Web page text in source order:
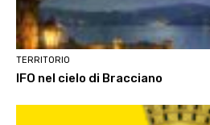
TERRITORIO
IFO nel cielo di Bracciano